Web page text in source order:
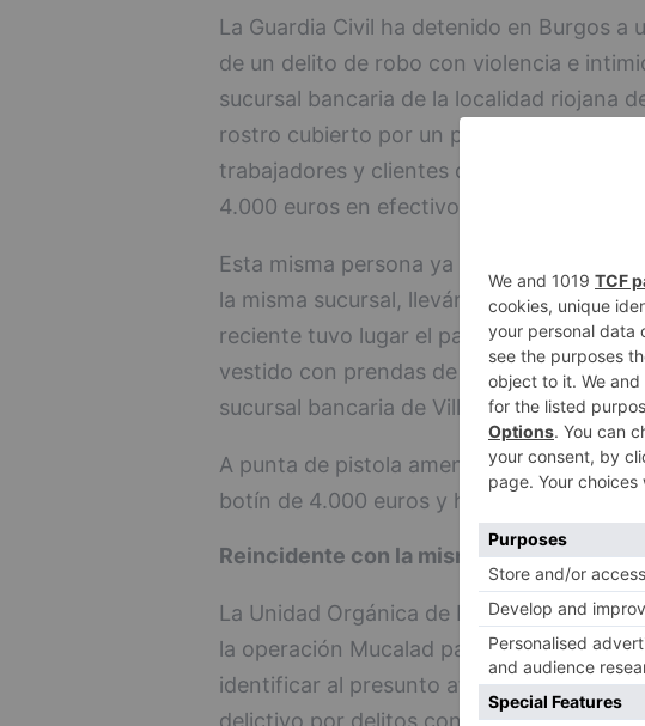
La Guardia Civil ha detenido en Burgos
de un delito de robo con violencia e
sucursal bancaria de la localidad riojana
rostro cubierto por un pasamontañas,
trabajadores y clientes con un arma de
4.000 euros en efectivo.
Esta misma persona ya fue detenida el
la misma sucursal, llevándose en aquella
reciente tuvo lugar el pasado 30 de
vestido con prendas de manga larga,
sucursal bancaria de Villamediana de
A punta de pistola amenazó a los
botín de 4.000 euros y huyendo
Reincidente con la misma sucursal
La Unidad Orgánica de Policía Judicial de
la operación Mucalad para esclarecer el
identificar al presunto atracador, un
delictivo por delitos contra el patrimonio.